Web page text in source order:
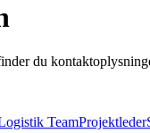
du
TeamProjektleder